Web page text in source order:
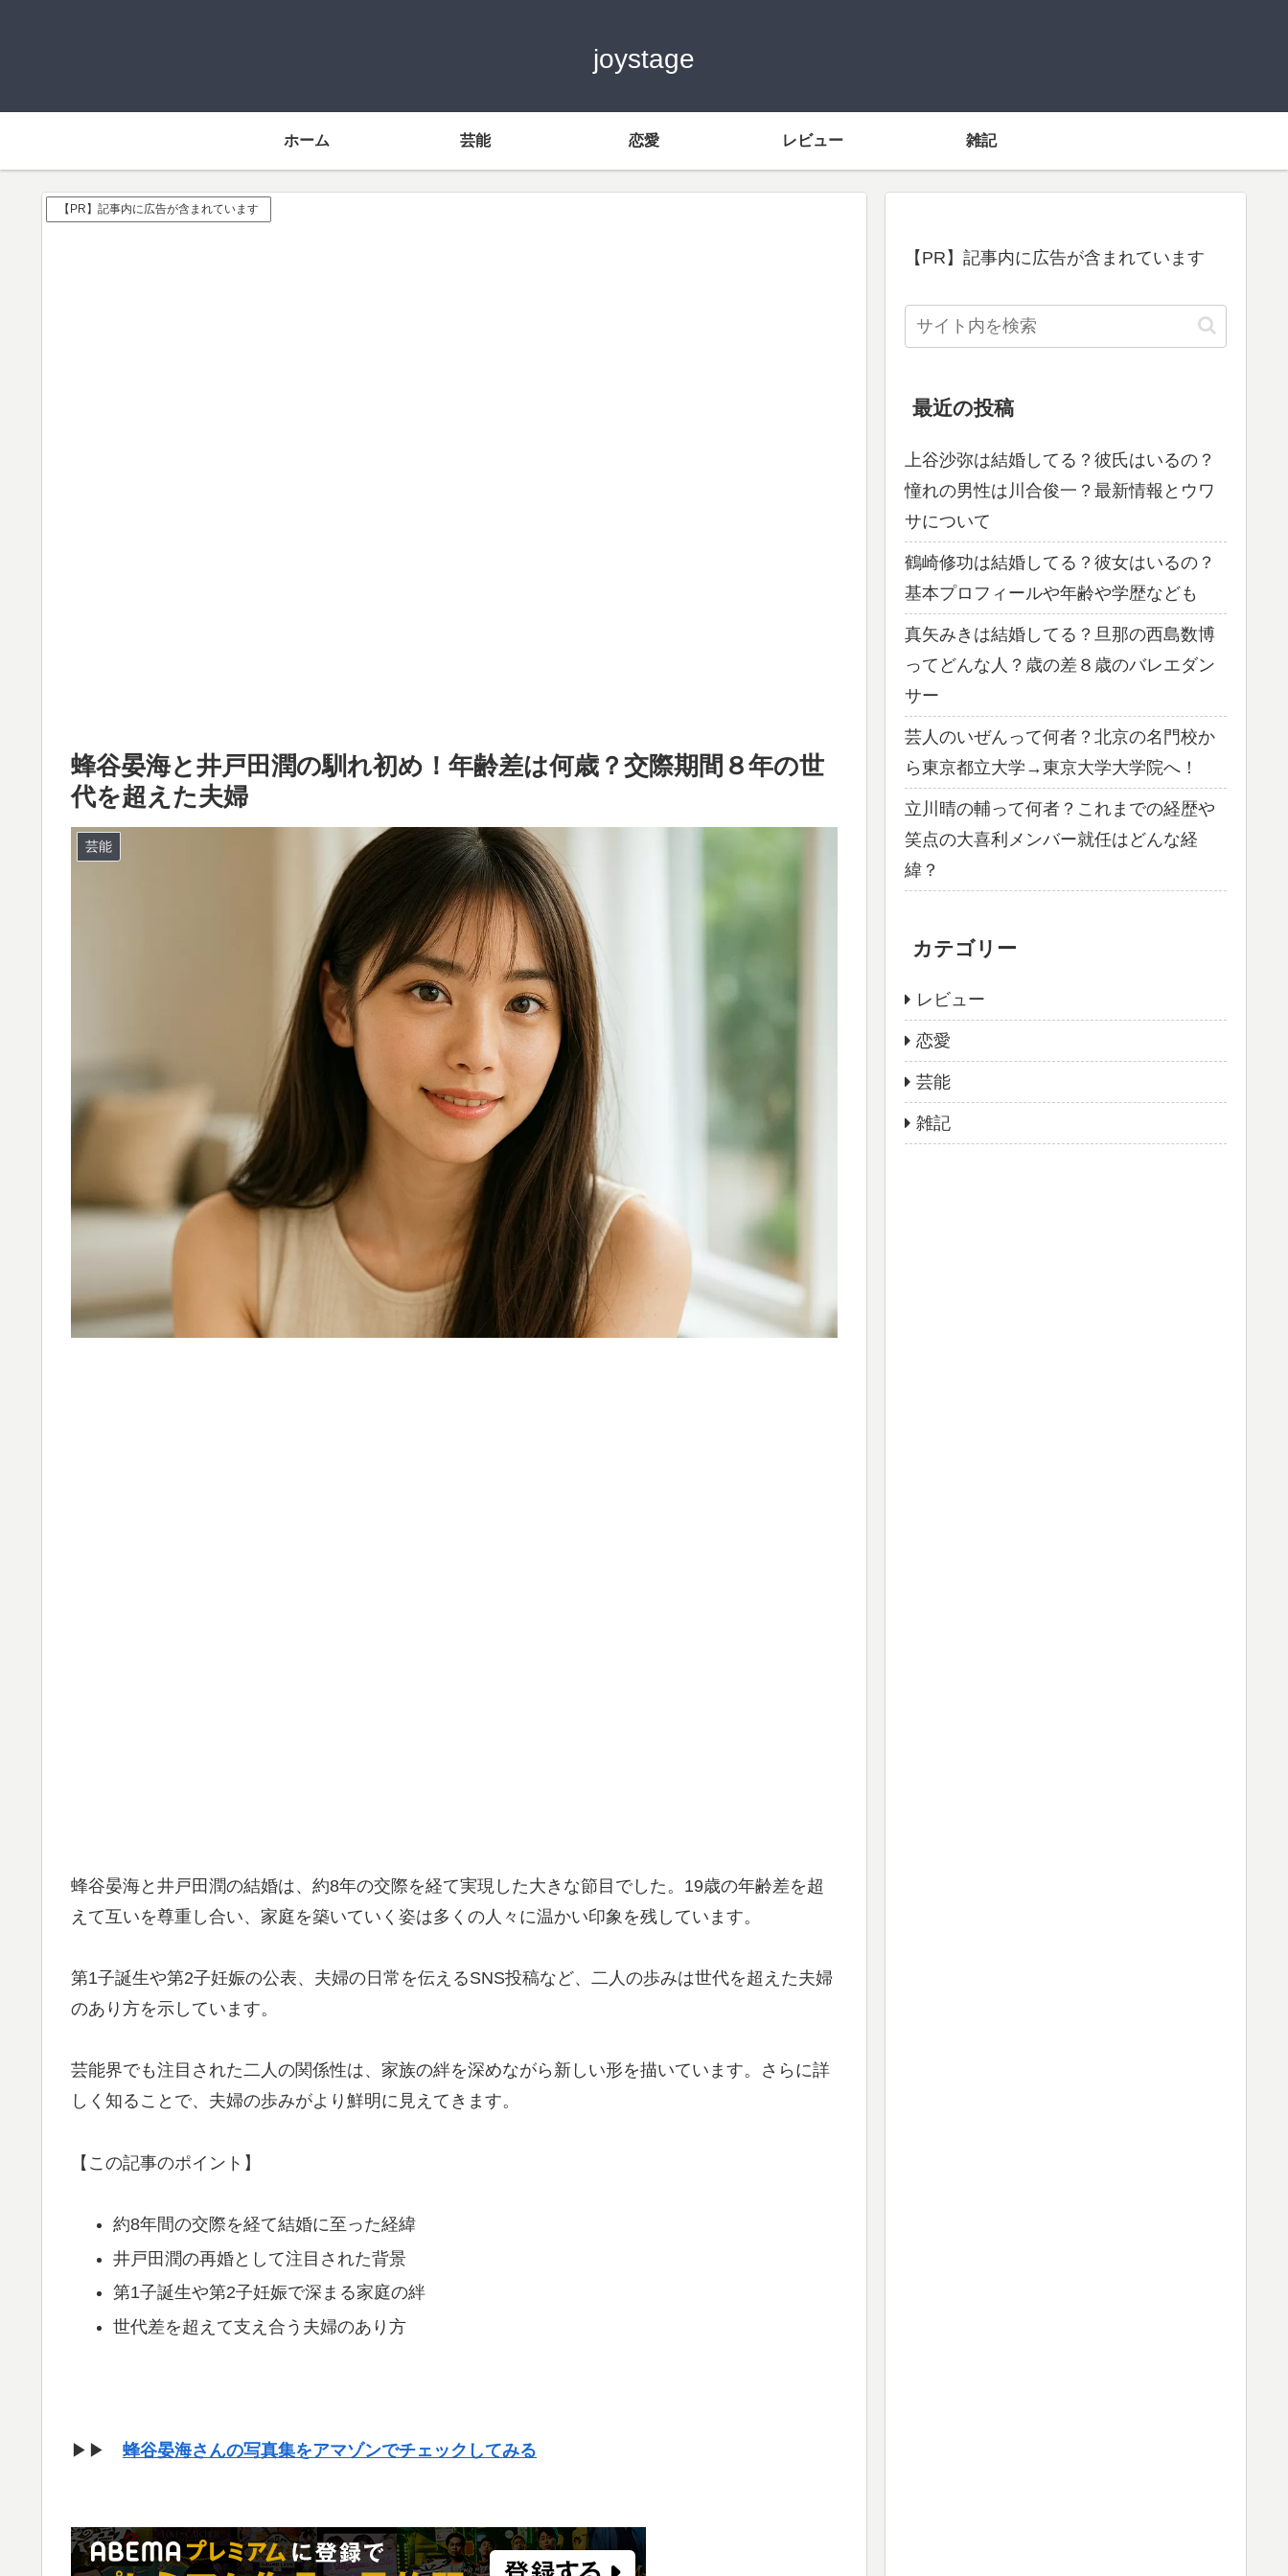
joystage
ホーム 芸能 恋愛 レビュー 雑記
【PR】記事内に広告が含まれています
蜂谷晏海と井戸田潤の馴れ初め！年齢差は何歳？交際期間８年の世
代を超えた夫婦
芸能
蜂谷晏海と井戸田潤の結婚は、約8年の交際を経て実現した大きな節目でした。19歳の年齢差を超
えて互いを尊重し合い、家庭を築いていく姿は多くの人々に温かい印象を残しています。
第1子誕生や第2子妊娠の公表、夫婦の日常を伝えるSNS投稿など、二人の歩みは世代を超えた夫婦
のあり方を示しています。
芸能界でも注目された二人の関係性は、家族の絆を深めながら新しい形を描いています。さらに詳
しく知ることで、夫婦の歩みがより鮮明に見えてきます。
【この記事のポイント】
約8年間の交際を経て結婚に至った経緯
井戸田潤の再婚として注目された背景
第1子誕生や第2子妊娠で深まる家庭の絆
世代差を超えて支え合う夫婦のあり方
▶▶ 蜂谷晏海さんの写真集をアマゾンでチェックしてみる
【PR】記事内に広告が含まれています
最近の投稿
上谷沙弥は結婚してる？彼氏はいるの？
憧れの男性は川合俊一？最新情報とウワ
サについて
鶴崎修功は結婚してる？彼女はいるの？
基本プロフィールや年齢や学歴なども
真矢みきは結婚してる？旦那の西島数博
ってどんな人？歳の差８歳のバレエダン
サー
芸人のいぜんって何者？北京の名門校か
ら東京都立大学→東京大学大学院へ！
立川晴の輔って何者？これまでの経歴や
笑点の大喜利メンバー就任はどんな経
緯？
カテゴリー
レビュー
恋愛
芸能
雑記